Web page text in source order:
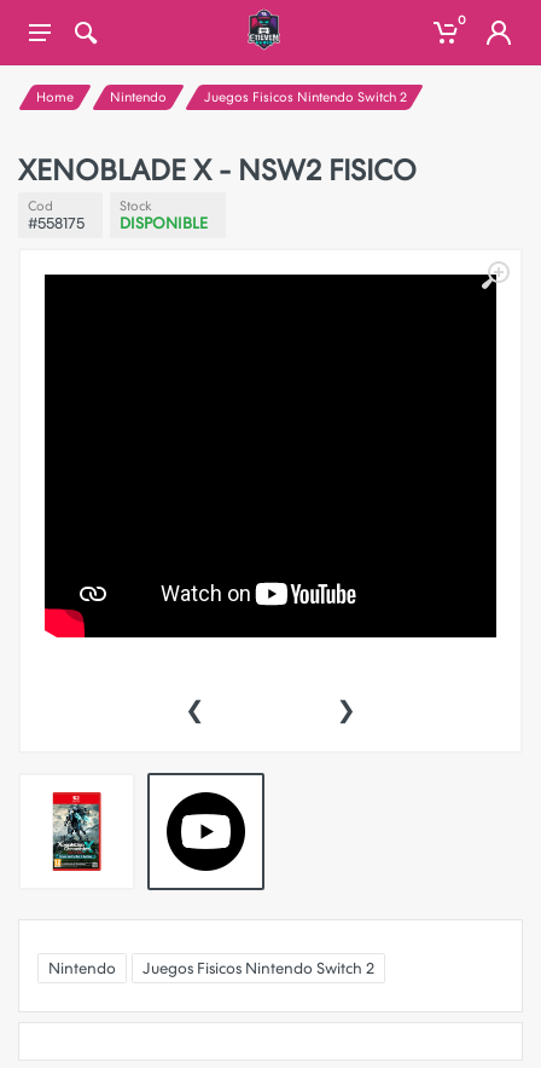
0
Home Nintendo Juegos Fisicos Nintendo Switch 2
XENOBLADE X - NSW2 FISICO
Cod
#558175
Stock
DISPONIBLE
‹ ›
Nintendo Juegos Fisicos Nintendo Switch 2